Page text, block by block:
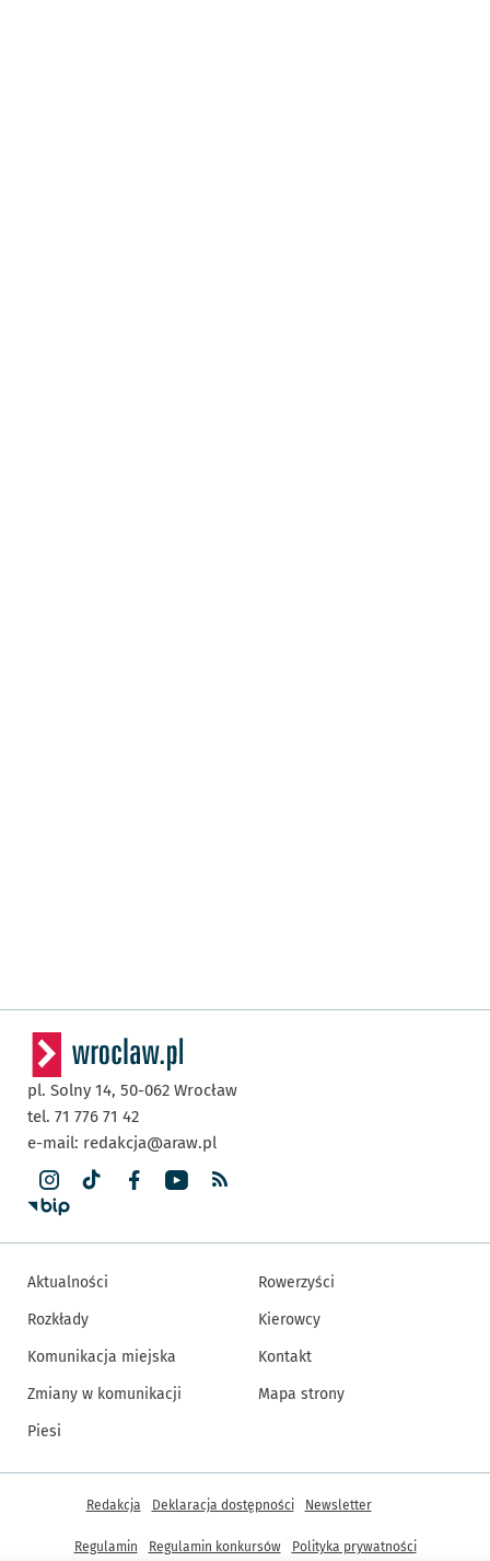
pl. Solny 14, 50-062 Wrocław
tel. 71 776 71 42
e-mail: redakcja@araw.pl
Aktualności
Rozkłady
Komunikacja miejska
Zmiany w komunikacji
Piesi
Rowerzyści
Kierowcy
Kontakt
Mapa strony
Inne informacje
Redakcja Deklaracja dostępności Newsletter
Regulamin Regulamin konkursów Polityka prywatności